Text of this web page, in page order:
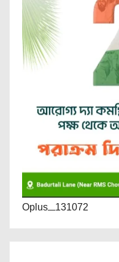
Oplus_131072